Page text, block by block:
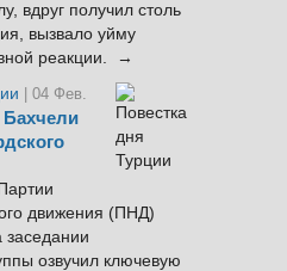
вдруг получил столь
вызвало уйму
реакции. →
| 04 Фев.
движения (ПНД)
заседании
озвучил ключевую